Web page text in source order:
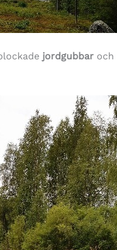
jordgubbar och